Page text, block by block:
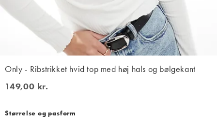
Only - Ribstrikket hvid top med høj hals og bølgekant
149,00 kr.
149,00 kr.
Størrelse og pasform